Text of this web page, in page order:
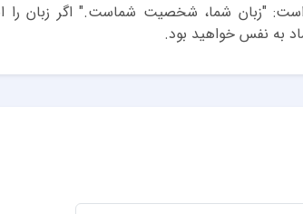
"زبان شما، شخصیت شماست." اگر زبان را
به نفس خواهید بود.